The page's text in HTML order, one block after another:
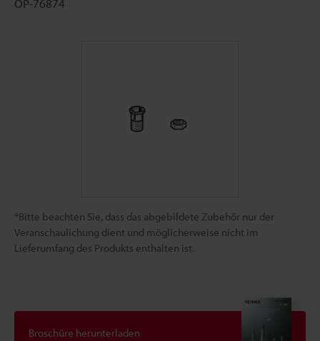
OP-76874
*Bitte beachten Sie, dass das abgebildete Zubehör nur der
Veranschaulichung dient und möglicherweise nicht im
Lieferumfang des Produkts enthalten ist.
Broschüre herunterladen